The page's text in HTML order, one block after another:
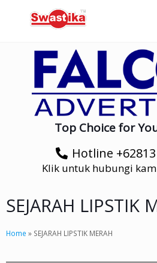
Top Choice for
Hotline
Klik untuk hubungi
SEJARAH LIPSTIK
Home » SEJARAH LIPSTIK MERAH